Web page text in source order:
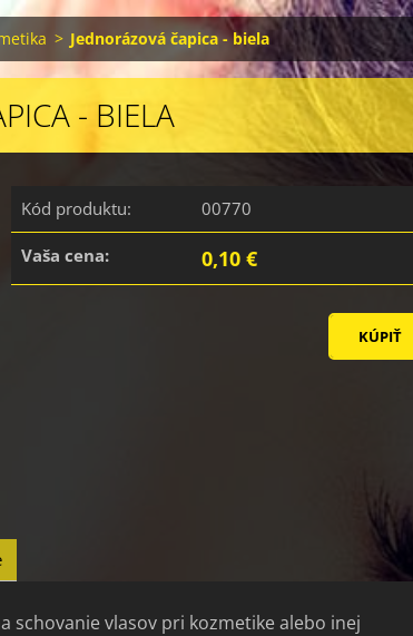
> Jednorázová čapica - biela
- BIELA
Kód produktu: 00770
Vaša cena: 0,10 €
schovanie vlasov pri kozmetike alebo inej